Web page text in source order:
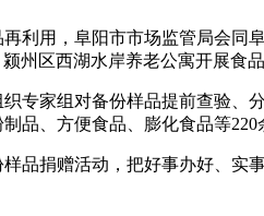
用，阜阳市市场监管局会同
州区西湖水岸养老公寓开展食
家组对备份样品提前查验、
品、方便食品、膨化食品等220
捐赠活动，把好事办好、实